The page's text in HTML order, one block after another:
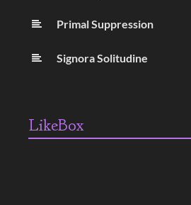
Primal Suppression
Signora Solitudine
LikeBox